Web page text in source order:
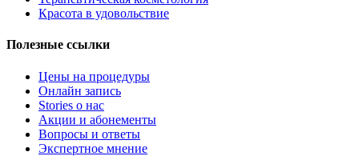
Красота в удовольствие
Полезные ссылки
Цены на процедуры
Онлайн запись
Stories о нас
Акции и абонементы
Вопросы и ответы
Экспертное мнение